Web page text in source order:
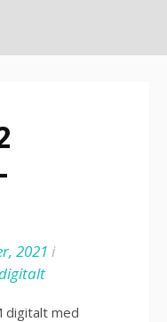
2021 i
digitalt med